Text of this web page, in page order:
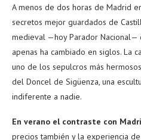
A menos de dos horas de Madrid
secretos mejor guardados de
medieval —hoy Parador Nacional—
apenas ha cambiado en siglos. La
uno de los sepulcros más
del Doncel de Sigüenza, una
indiferente a nadie.
En verano el contraste con
precios también y la experiencia